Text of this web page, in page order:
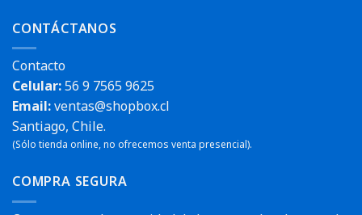
CONTÁCTANOS
Contacto
Celular:56 9 7565 9625
Email:ventas@shopbox.cl
Santiago, Chile.
(Sólo tienda online, no ofrecemos venta presencial).
COMPRA SEGURA